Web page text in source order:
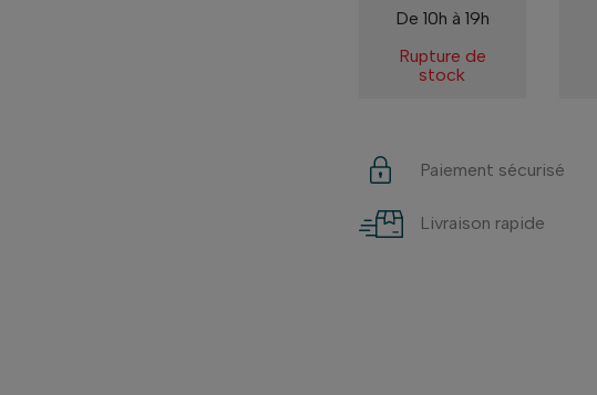
De 10h à 19h
Rupture de
stock
Paiement sécurisé
Livraison rapide